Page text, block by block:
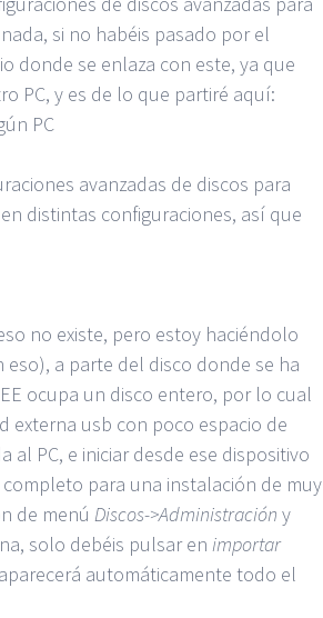
si no habéis pasado por el
donde se enlaza con este, ya que
PC, y es de lo que partiré aquí:
PC
avanzadas de discos para
distintas configuraciones, así que
no existe, pero estoy haciéndolo
a parte del disco donde se ha
ocupa un disco entero, por lo cual
externa usb con poco espacio de
PC, e iniciar desde ese dispositivo
para una instalación de muy
de menú Discos->Administración y
solo debéis pulsar en importar
automáticamente todo el